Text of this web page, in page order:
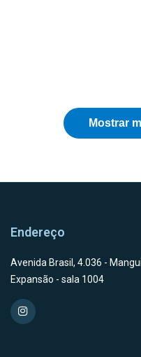
Endereço
Avenida Brasil, 4.036 -
Expansão - sala 1004